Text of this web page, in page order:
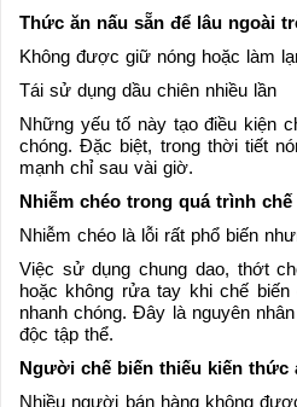
Thức ăn nấu sẵn để lâu ngoài
Không được giữ nóng hoặc làm
Tái sử dụng dầu chiên nhiều lần
Những yếu tố này tạo điều kiện
chóng. Đặc biệt, trong thời tiết
mạnh chỉ sau vài giờ.
Nhiễm chéo trong quá trình chế
Nhiễm chéo là lỗi rất phổ biến
Việc sử dụng chung dao, thớt
hoặc không rửa tay khi chế
nhanh chóng. Đây là nguyên
độc tập thể.
Người chế biến thiếu kiến thức
Nhiều người bán hàng không